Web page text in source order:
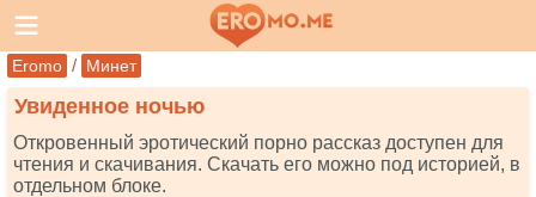
Eromo / Минет
Увиденное ночью
Откровенный эротический порно рассказ доступен для
чтения и скачивания. Скачать его можно под историей, в
отдельном блоке.